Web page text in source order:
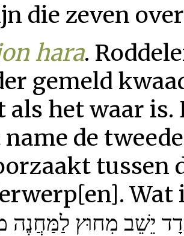
die zeven
hara.
gemeld
als het waar
de
tussen
Wat